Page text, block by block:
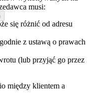
musi:
się różnić od adresu
z ustawą o prawach
(lub przyjąć go przez
między klientem a